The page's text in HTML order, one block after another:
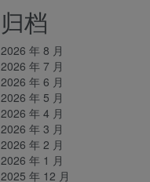
归档
2026 年 8 月
2026 年 7 月
2026 年 6 月
2026 年 5 月
2026 年 4 月
2026 年 3 月
2026 年 2 月
2026 年 1 月
2025 年 12 月